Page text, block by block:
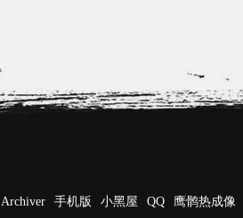
Archiver 手机版 小黑屋 QQ 鹰鹘热成像